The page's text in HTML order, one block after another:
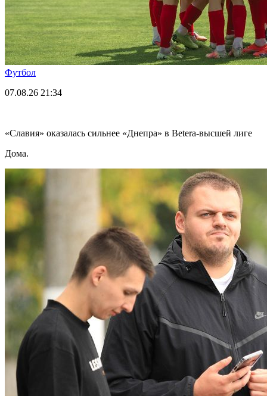
Футбол
07.08.26 21:34
«Славия» оказалась сильнее «Днепра» в Betera-высшей лиге
Дома.